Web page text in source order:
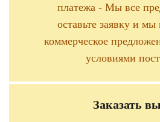
платежа - Мы все
оставьте заявку и мы
коммерческое
условиями
Заказать